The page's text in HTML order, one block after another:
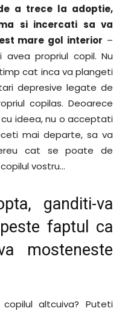
a trece la adoptie,
si incercati sa va
mare gol interior –
propriul copil. Nu
cat inca va plangeti
depresive legate de
copilas. Deoarece
ideea, nu o acceptati
mai departe, sa va
cat se poate de
vostru…
ganditi-va
faptul ca
mosteneste
altcuiva? Puteti